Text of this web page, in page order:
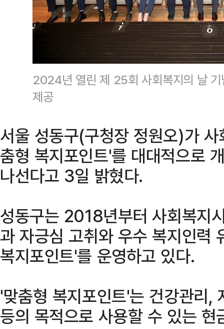
2024년 열린 제 25회 사회복지의 날
제공
서울 성동구(구청장 정원오)가
춤형 복지포인트'를 대대적으로
나선다고 3일 밝혔다.
성동구는 2018년부터 사회복지
과 자긍심 고취와 우수 복지인력
복지포인트'를 운영하고 있다.
'맞춤형 복지포인트'는 건강관리,
등의 목적으로 사용할 수 있는 현